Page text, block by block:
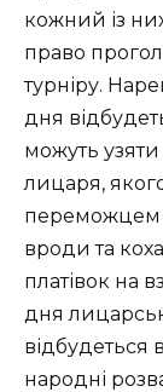
кожний із
право
турніру.
дня
можуть узяти
лицаря,
переможцем
вроди та
платівок на
дня
відбудеться
народні